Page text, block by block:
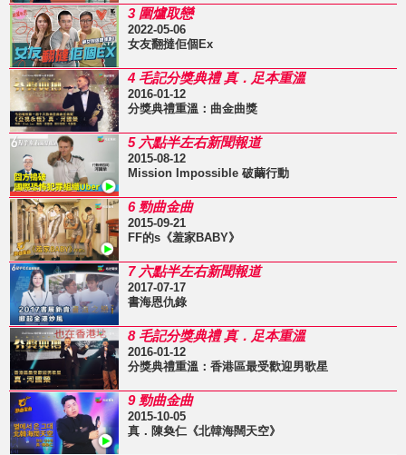
3 圍爐取戀
2022-05-06
女友翻撻佢個Ex
4 毛記分獎典禮 真．足本重溫
2016-01-12
分獎典禮重溫：曲金曲獎
5 六點半左右新聞報道
2015-08-12
Mission Impossible 破繭行動
6 勁曲金曲
2015-09-21
FF的s《羞家BABY》
7 六點半左右新聞報道
2017-07-17
書海恩仇錄
8 毛記分獎典禮 真．足本重溫
2016-01-12
分獎典禮重溫：香港區最受歡迎男歌星
9 勁曲金曲
2015-10-05
真．陳奐仁《北韓海闊天空》